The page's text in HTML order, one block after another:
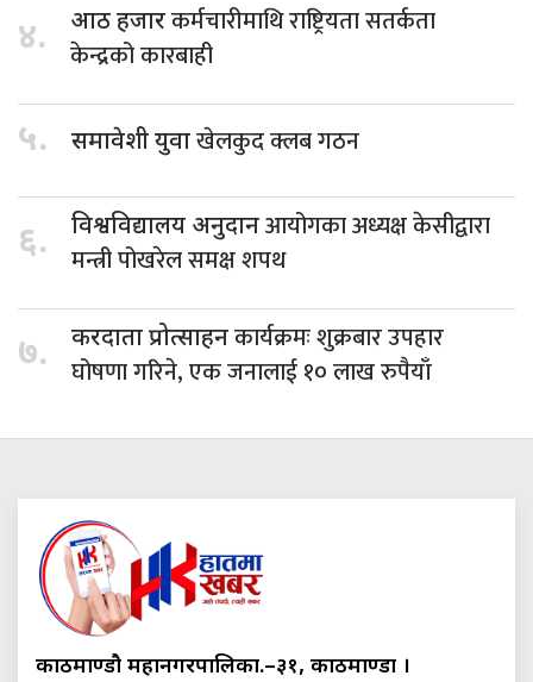
४. आठ हजारकर्मचारीमाथि राष्ट्रियता सतर्कता
केन्द्रको कारबाही
५. समावेशी युवाखेलकुद क्लब गठन
६. विश्वविद्यालय अनुदानआयोगका अध्यक्ष केसीद्वारा
मन्त्री पोखरेल समक्ष शपथ
७. करदाता प्रोत्साहनकार्यक्रमः शुक्रबार उपहार
घोषणा गरिने, एक जनालाई १० लाख रुपैयाँ
काठमाण्डौ महानगरपालिका.–३१, काठमाण्डौं ।